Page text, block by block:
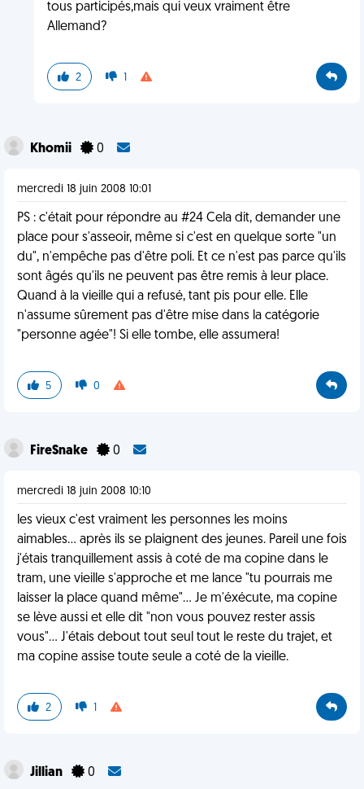
tous participés,mais qui veux vraiment être
Allemand?
2 1
Khomii 0
mercredi 18 juin 2008 10:01
PS : c'était pour répondre au #24 Cela dit, demander une
place pour s'asseoir, même si c'est en quelque sorte "un
du", n'empêche pas d'être poli. Et ce n'est pas parce qu'ils
sont âgés qu'ils ne peuvent pas être remis à leur place.
Quand à la vieille qui a refusé, tant pis pour elle. Elle
n'assume sûrement pas d'être mise dans la catégorie
"personne agée"! Si elle tombe, elle assumera!
5 0
FireSnake 0
mercredi 18 juin 2008 10:10
les vieux c'est vraiment les personnes les moins
aimables... après ils se plaignent des jeunes. Pareil une fois
j'étais tranquillement assis à coté de ma copine dans le
tram, une vieille s'approche et me lance "tu pourrais me
laisser la place quand même"... Je m'éxécute, ma copine
se lève aussi et elle dit "non vous pouvez rester assis
vous"... J'étais debout tout seul tout le reste du trajet, et
ma copine assise toute seule a coté de la vieille.
2 1
Jillian 0